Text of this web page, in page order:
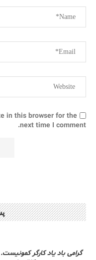
in this browser for the
next time I comment.
گرامی باد یاد کارگر